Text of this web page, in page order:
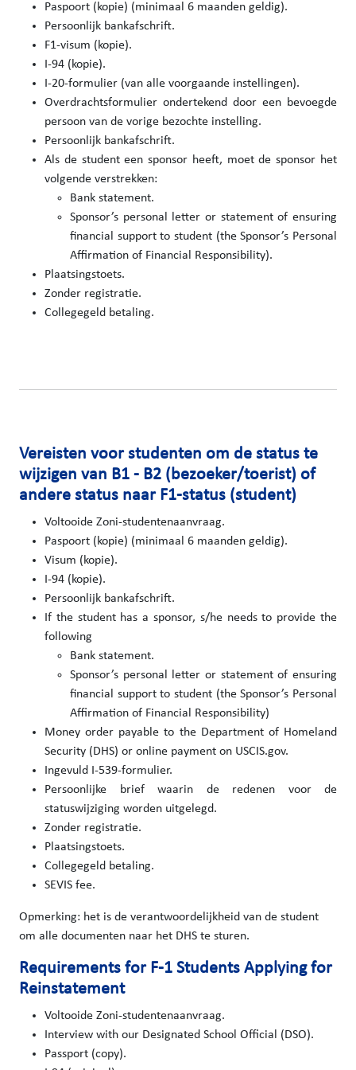
Paspoort (kopie) (minimaal 6 maanden geldig).
Persoonlijk bankafschrift.
F1-visum (kopie).
I-94 (kopie).
I-20-formulier (van alle voorgaande instellingen).
Overdrachtsformulier ondertekend door een bevoegde
persoon van de vorige bezochte instelling.
Persoonlijk bankafschrift.
Als de student een sponsor heeft, moet de sponsor het
volgende verstrekken:
Bank statement.
Sponsor’s personal letter or statement of ensuring
financial support to student (the Sponsor’s Personal
Affirmation of Financial Responsibility).
Plaatsingstoets.
Zonder registratie.
Collegegeld betaling.
Vereisten voor studenten om de status te
wijzigen van B1 - B2 (bezoeker/toerist) of
andere status naar F1-status (student)
Voltooide Zoni-studentenaanvraag.
Paspoort (kopie) (minimaal 6 maanden geldig).
Visum (kopie).
I-94 (kopie).
Persoonlijk bankafschrift.
If the student has a sponsor, s/he needs to provide the
following
Bank statement.
Sponsor’s personal letter or statement of ensuring
financial support to student (the Sponsor’s Personal
Affirmation of Financial Responsibility)
Money order payable to the Department of Homeland
Security (DHS) or online payment on USCIS.gov.
Ingevuld I-539-formulier.
Persoonlijke brief waarin de redenen voor de
statuswijziging worden uitgelegd.
Zonder registratie.
Plaatsingstoets.
Collegegeld betaling.
SEVIS fee.
Opmerking: het is de verantwoordelijkheid van de student
om alle documenten naar het DHS te sturen.
Requirements for F-1 Students Applying for
Reinstatement
Voltooide Zoni-studentenaanvraag.
Interview with our Designated School Official (DSO).
Passport (copy).